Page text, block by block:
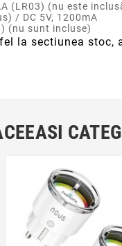
(LR03) (nu este
/ DC 5V, 1200mA
(nu sunt incluse)
la sectiunea stoc,